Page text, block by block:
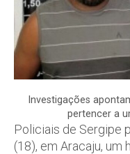
Investigações
pertencer a
Policiais de Sergipe
(18), em Aracaju,